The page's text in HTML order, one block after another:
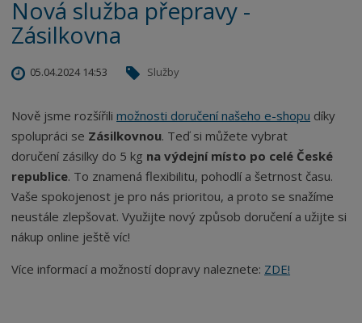
Nová služba přepravy -
Zásilkovna
05.04.2024 14:53 Služby
Nově jsme rozšířilimožnosti doručení našeho e-shopu díky
spolupráci se Zásilkovnou. Teď si můžete vybrat
doručení zásilky do 5 kg na výdejní místo po celé České
republice. To znamená flexibilitu, pohodlí a šetrnost času.
Vaše spokojenost je pro nás prioritou, a proto se snažíme
neustále zlepšovat. Využijte nový způsob doručení a užijte si
nákup online ještě víc!
Více informací a možností dopravy naleznete: ZDE!